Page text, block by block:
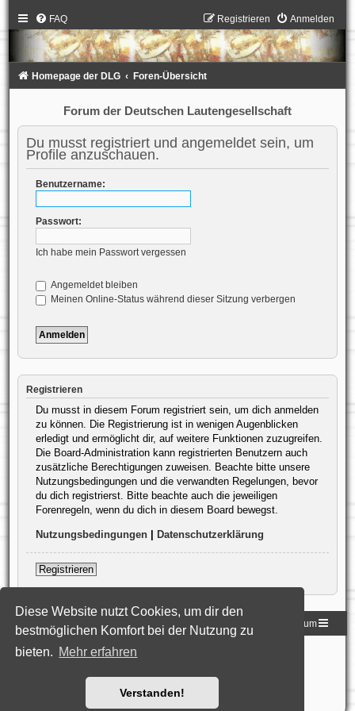
Diese Website nutzt Cookies, um dir den
bestmöglichen Komfort bei der Nutzung zu
bieten. Mehr erfahren
Verstanden!
FAQ Anmelden
Registrieren
Homepage der DLG Foren-Übersicht
Forum der Deutschen Lautengesellschaft
Du musst registriert und angemeldet sein, um
Profile anzuschauen.
Benutzername:
Passwort:
Ich habe mein Passwort vergessen
Angemeldet bleiben
Meinen Online-Status während dieser Sitzung verbergen
Registrieren
Du musst in diesem Forum registriert sein, um dich anmelden
zu können. Die Registrierung ist in wenigen Augenblicken
erledigt und ermöglicht dir, auf weitere Funktionen zuzugreifen.
Die Board-Administration kann registrierten Benutzern auch
zusätzliche Berechtigungen zuweisen. Beachte bitte unsere
Nutzungsbedingungen und die verwandten Regelungen, bevor
du dich registrierst. Bitte beachte auch die jeweiligen
Forenregeln, wenn du dich in diesem Board bewegst.
Nutzungsbedingungen| Datenschutzerklärung
Registrieren
Homepage der DLG Foren-Übersicht Impressum
Powered byphpBB® Forum Software © phpBB Limited
Style: Black-Silver-Split by Joyce&LunaphpBB-Style-Design
Nutzungsbedingungen